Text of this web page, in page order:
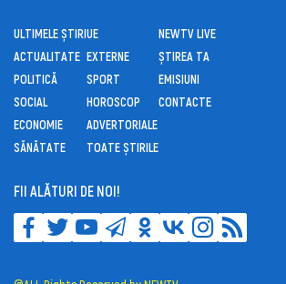
ULTIMELE ȘTIRI
ACTUALITATE
POLITICĂ
SOCIAL
ECONOMIE
SĂNĂTATE
UE
EXTERNE
SPORT
HOROSCOP
ADVERTORIALE
TOATE ȘTIRILE
NEWTV LIVE
ȘTIREA TA
EMISIUNI
CONTACTE
FII ALĂTURI DE NOI!